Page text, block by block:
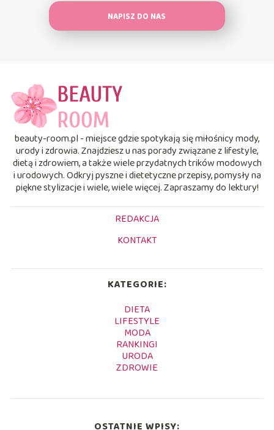
NAPISZ DO NAS
beauty-room.pl - miejsce gdzie spotykają się miłośnicy mody,
urody i zdrowia. Znajdziesz u nas porady związane z lifestyle,
dietą i zdrowiem, a także wiele przydatnych trików modowych
i urodowych. Odkryj pyszne i dietetyczne przepisy, pomysły na
piękne stylizacje i wiele, wiele więcej. Zapraszamy do lektury!
REDAKCJA
KONTAKT
KATEGORIE:
DIETA
LIFESTYLE
MODA
RANKINGI
URODA
ZDROWIE
OSTATNIE WPISY: